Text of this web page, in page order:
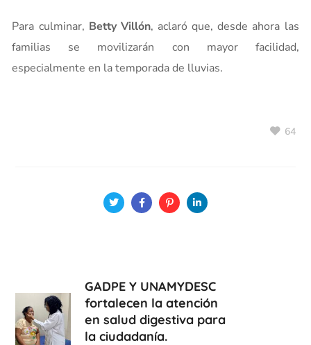
Para culminar, Betty Villón, aclaró que, desde ahora las
familias se movilizarán con mayor facilidad,
especialmente en la temporada de lluvias.
64
GADPE Y UNAMYDESC
fortalecen la atención
en salud digestiva para
la ciudadanía.